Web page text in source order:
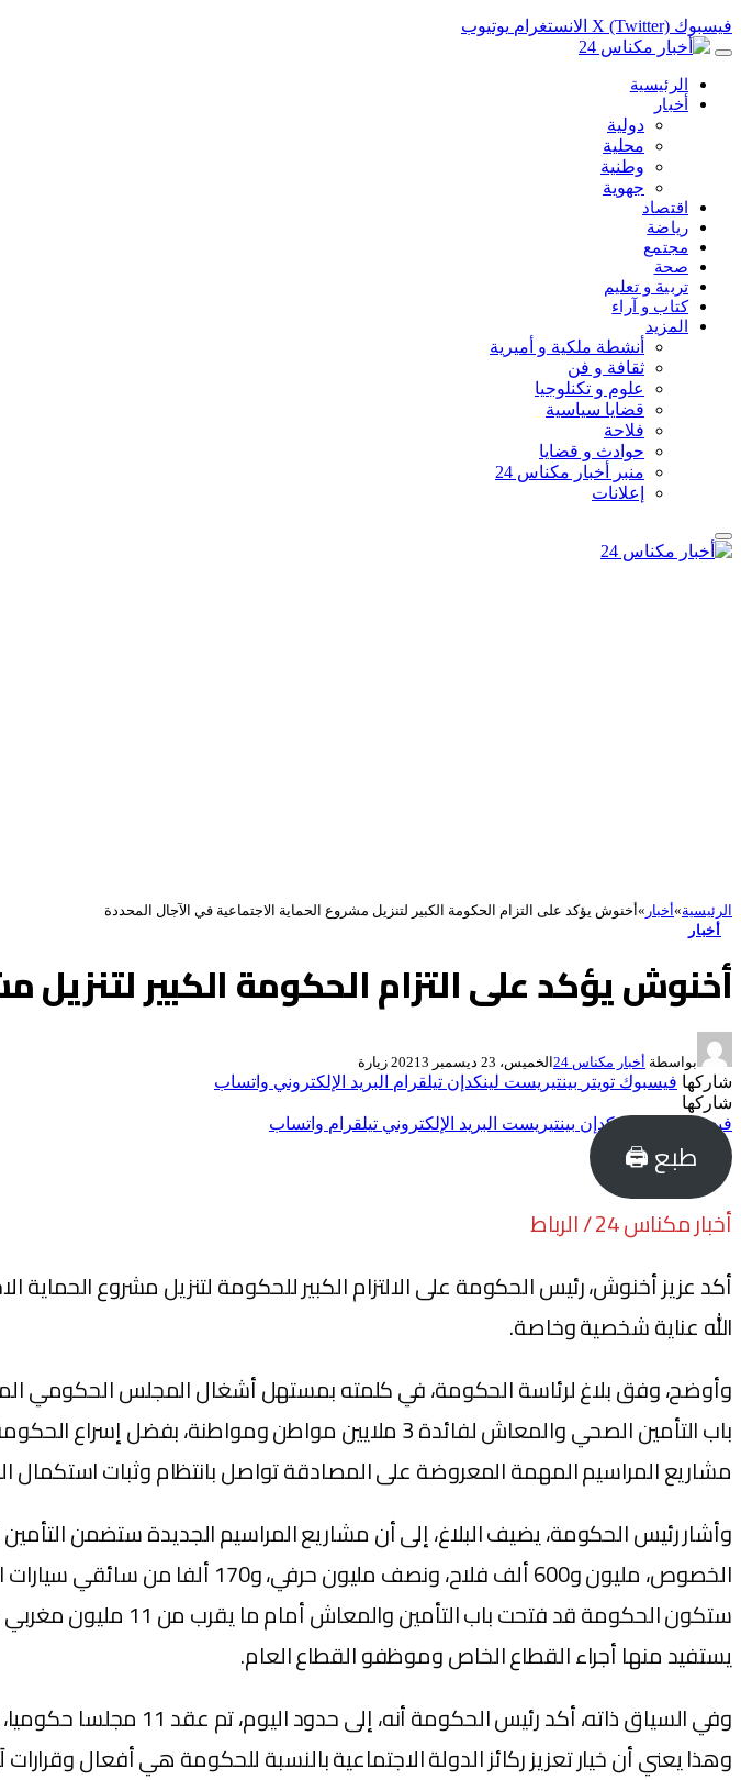
فيسبوك X (Twitter) الانستغرام يوتيوب
الرئيسية
أخبار
دولية
محلية
وطنية
جهوية
اقتصاد
رياضة
مجتمع
صحة
تربية و تعليم
كتاب و آراء
المزيد
أنشطة ملكية و أميرية
ثقافة و فن
علوم و تكنلوجيا
قضايا سياسية
فلاحة
حوادث و قضايا
منبر أخبار مكناس 24
إعلانات
الرئيسية»أخبار »أخنوش يؤكد على التزام الحكومة الكبير لتنزيل مشروع الحماية الاجتماعية في الآجال المحددة
أخبار
أخنوش يؤكد على التزام الحكومة الكبير لتنزيل
بواسطة أخبار مكناس 24 الخميس، 23 ديسمبر 2021 3 زيارة
شاركها فيسبوك تويتر بينتيريست لينكدإن تيلقرام البريد الإلكتروني واتساب
شاركها
فيسبوك
لينكدإن بينتيريست البريد الإلكتروني تيلقرام واتساب
طبع 🖨
أخبار مكناس 24 / الرباط
أكد عزيز أخنوش، رئيس الحكومة على الالتزام الكبير للحكومة لتنزيل مشروع
الله عناية شخصية وخاصة.
وأوضح، وفق بلاغ لرئاسة الحكومة، في كلمته بمستهل أشغال المجلس الحكومي
باب التأمين الصحي والمعاش لفائدة 3 ملايين مواطن
مشاريع المراسيم المهمة المعروضة على المصادقة تواصل بانتظام وثبات استكمال
الخصوص، مليون و600 ألف فلاح،
ستكون الحكومة قد
يستفيد منها أجراء القطاع الخاص وموظفو القطاع العام.
وفي السياق ذاته، أكد
وهذا يعني أن خيار تعزيز ركائز الدولة الاجتماعية بالنسبة للحكومة هي أفعال